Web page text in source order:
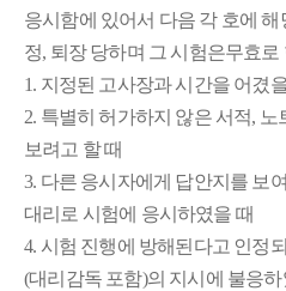
응시함에 있어서 다음 각 호에
정, 퇴장 당하며 그 시험은무효로
1. 지정된 고사장과 시간을 어겼
2. 특별히 허가하지 않은 서적,
보려고 할 때
3. 다른 응시자에게 답안지를 보
대리로 시험에 응시하였을 때
4. 시험 진행에 방해된다고 인정
(대리감독 포함)의 지시에 불응하